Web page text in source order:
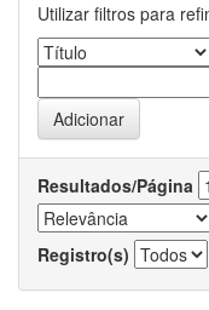
Utilizar filtros para
Resultados/Página
Registro(s)